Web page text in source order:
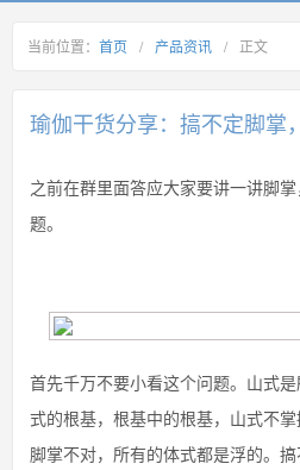
当前位置： 首页 / 产品资讯 / 正文
瑜伽干货分享：搞不定脚掌
之前在群里面答应大家要讲一讲脚
题。
首先千万不要小看这个问题。山式
式的根基，根基中的根基，山式不掌
脚掌不对，所有的体式都是浮的。